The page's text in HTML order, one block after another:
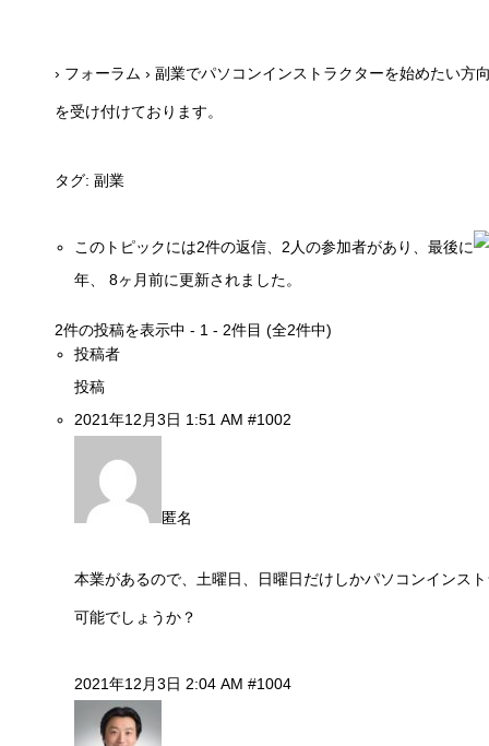
› フォーラム › 副業でパソコンインストラクターを始めたい方
を受け付けております。
タグ: 副業
このトピックには2件の返信、2人の参加者があり、最後に
年、 8ヶ月前に更新されました。
2件の投稿を表示中 - 1 - 2件目 (全2件中)
投稿者
投稿
2021年12月3日 1:51 AM #1002
匿名
本業があるので、土曜日、日曜日だけしかパソコンインス
可能でしょうか？
2021年12月3日 2:04 AM #1004